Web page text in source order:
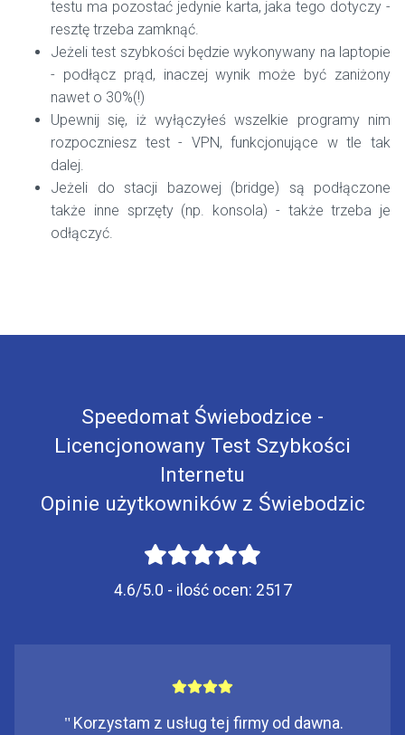
testu ma pozostać jedynie karta, jaka tego dotyczy -
resztę trzeba zamknąć.
Jeżeli test szybkości będzie wykonywany na laptopie
- podłącz prąd, inaczej wynik może być zaniżony
nawet o 30%(!)
Upewnij się, iż wyłączyłeś wszelkie programy nim
rozpoczniesz test - VPN, funkcjonujące w tle tak
dalej.
Jeżeli do stacji bazowej (bridge) są podłączone
także inne sprzęty (np. konsola) - także trzeba je
odłączyć.
Speedomat Świebodzice -
Licencjonowany Test Szybkości
Internetu
Opinie użytkowników z Świebodzic
4.6/5.0 - ilość ocen: 2517
" Korzystam z usług tej firmy od dawna.